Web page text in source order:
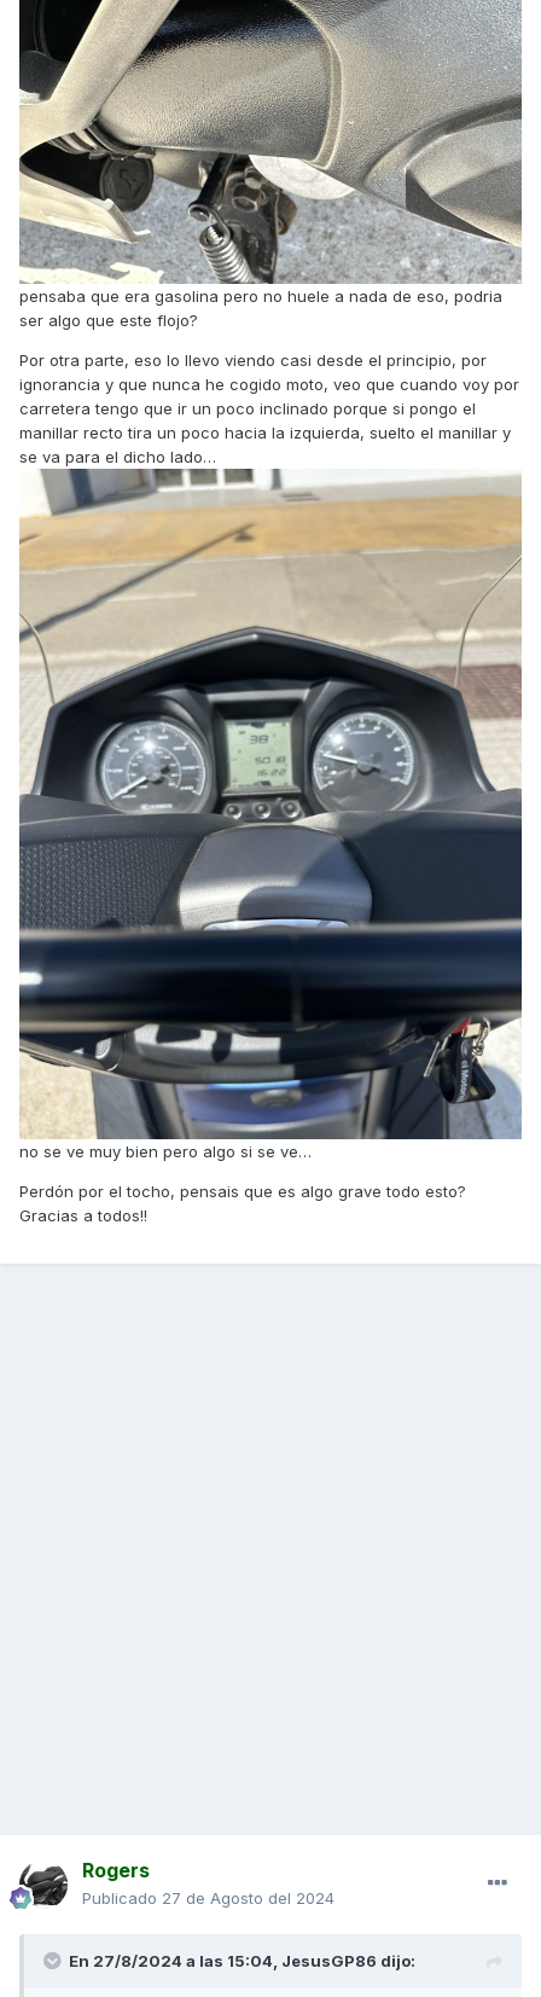
pensaba que era gasolina pero no huele a nada de eso, podria
ser algo que este flojo?
Por otra parte, eso lo llevo viendo casi desde el principio, por
ignorancia y que nunca he cogido moto, veo que cuando voy por
carretera tengo que ir un poco inclinado porque si pongo el
manillar recto tira un poco hacia la izquierda, suelto el manillar y
se va para el dicho lado…
no se ve muy bien pero algo si se ve…
Perdón por el tocho, pensais que es algo grave todo esto?
Gracias a todos!!
Rogers
Publicado 27 de Agosto del 2024
En 27/8/2024 a las 15:04, JesusGP86 dijo: